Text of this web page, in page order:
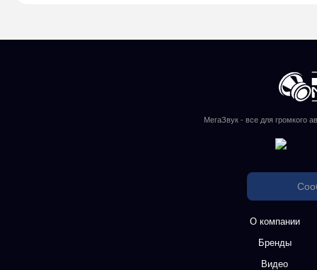
МегаЗвук - все для громкого
О компании
Бренды
Видео